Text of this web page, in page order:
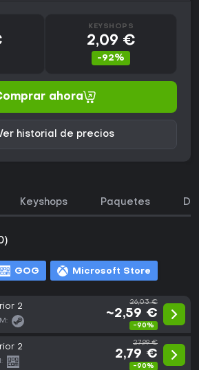
KEYSHOPS
2,09 €
-92%
ahora
historial de precios
Keyshops Paquetes
GOG Microsoft Store
2 26,03 €
~2,59 €
-90%
2 27,99 €
2,79 €
-90%